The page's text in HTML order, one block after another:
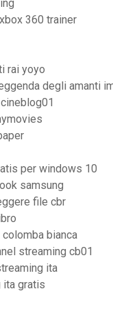
360 trainer
rai yoyo
degli amanti
per windows 10
samsung
file cbr
bianca
streaming cb01
ita
ita gratis